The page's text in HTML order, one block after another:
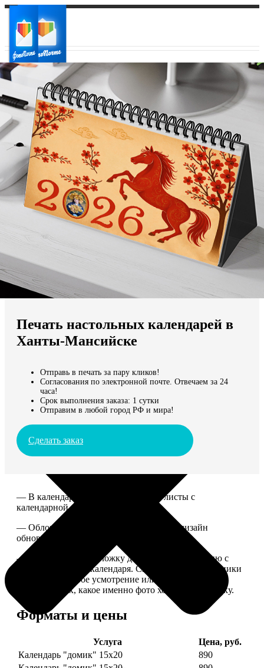
Ваш город:
Ваш регион доставки
Выберите из списка:
Мы доставляем по всему миру
Продолжить без города
Печать настольных календарей в
Ханты-Мансийске
Отправь в печать за пару кликов!
Согласования по электронной почте. Отвечаем за 24
часа!
Срок выполнения заказа: 1 сутки
Отправим в любой город РФ и мира!
Сделать заказ
— В календаре 13 листов: обложка+листы с
календарной сеткой.
— Обложка для календаря стандартная, дизайн
обновляем каждый год.
— В кружочек на обложку добавляем фотографию с
одной из страниц календаря. Снимок наши сотрудники
выбирают на свое усмотрение или пишите в
комментариях, какое именно фото хотите на обложку.
Форматы и цены
Услуга
Цена, руб.
Календарь "домик" 15х20
890